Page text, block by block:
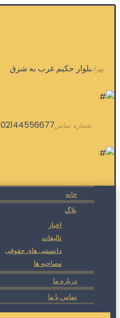
تهرانبلوار حکیم غرب به شرق
شماره تماس02144556677
خانه
بلاگ
اخبار
تالیفات
دانستنی های حقوقی
مصاحبه ها
درباره ما
تماس با ما